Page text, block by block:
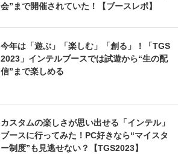
会”まで開催されていた！【ブースレポ】
今年は「遊ぶ」「楽しむ」「創る」！「TGS
2023」インテルブースでは試遊から“生の配
信”まで楽しめる
カスタムの楽しさが思い出せる「インテル」
ブースに行ってみた！PC好きなら“マイスタ
ー制度”も見逃せない？【TGS2023】